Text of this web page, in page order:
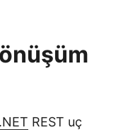
REST uç